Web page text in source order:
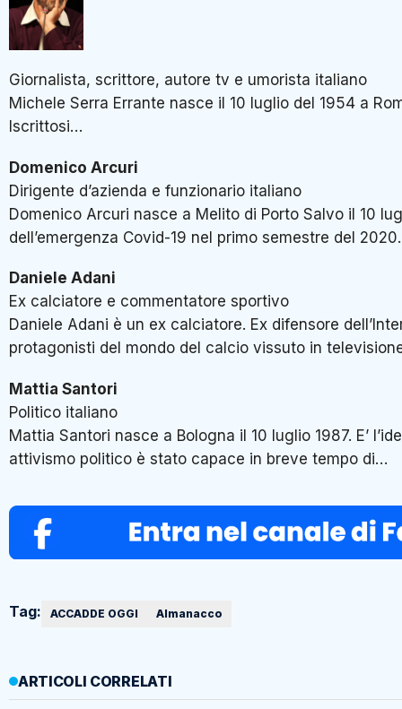
Giornalista, scrittore, autore tv e umorista italiano
Michele Serra Errante nasce il 10 luglio del 1954 a
Iscrittosi…
Domenico Arcuri
Dirigente d’azienda e funzionario italiano
Domenico Arcuri nasce a Melito di Porto Salvo il 10
dell’emergenza Covid-19 nel primo semestre del
Daniele Adani
Ex calciatore e commentatore sportivo
Daniele Adani è un ex calciatore. Ex difensore
protagonisti del mondo del calcio vissuto in
Mattia Santori
Politico italiano
Mattia Santori nasce a Bologna il 10 luglio 1987. E’
attivismo politico è stato capace in breve tempo di…
Tag: ACCADDE OGGI Almanacco
ARTICOLI CORRELATI